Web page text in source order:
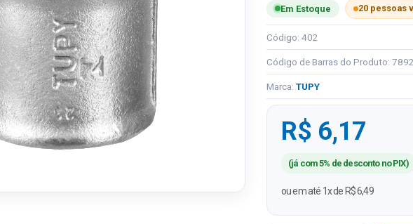
Em Estoque 20 pessoas
Código: 402
Código de Barras do Produto:
Marca: TUPY
R$ 6,17
(já com 5% de desconto no PIX)
ou em até 1x de R$ 6,49